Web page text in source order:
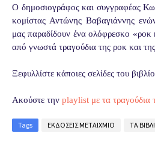
Ο δημοσιογράφος και συγγραφέας
κομίστας Αντώνης Βαβαγιάννης
μας παραδίδουν ένα ολόφρεσκο «ροκ
από γνωστά τραγούδια της ροκ και
Ξεφυλλίστε κάποιες σελίδες του
Ακούστε την playlist με τα τραγούδια
Tags ΕΚΔΟΣΕΙΣ ΜΕΤΑΙΧΜΙΟ ΤΑ